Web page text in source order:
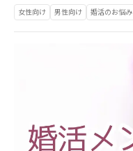
女性向け 男性向け 婚活のお悩み